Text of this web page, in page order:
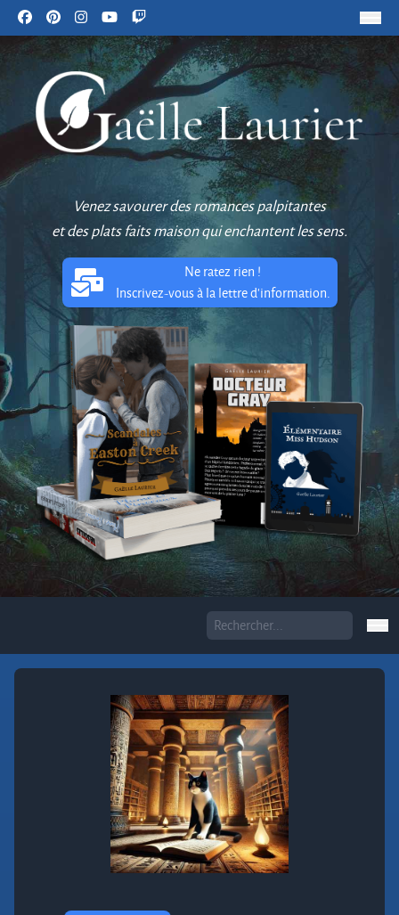
Venez savourer des romances palpitantes
et des plats faits maison qui enchantent les sens.
Ne ratez rien !
Inscrivez-vous à la lettre d'information.